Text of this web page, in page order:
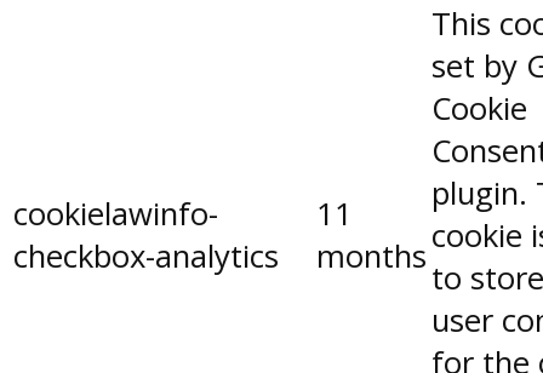
cookielawinfo-
checkbox-analytics
11
months
This
set by
Cookie
plugin.
cookie
to
user
for the